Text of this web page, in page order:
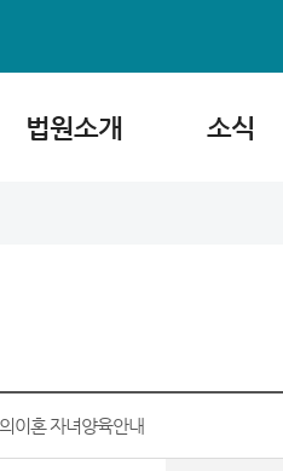
법원소개 소식
이혼 자녀양육안내